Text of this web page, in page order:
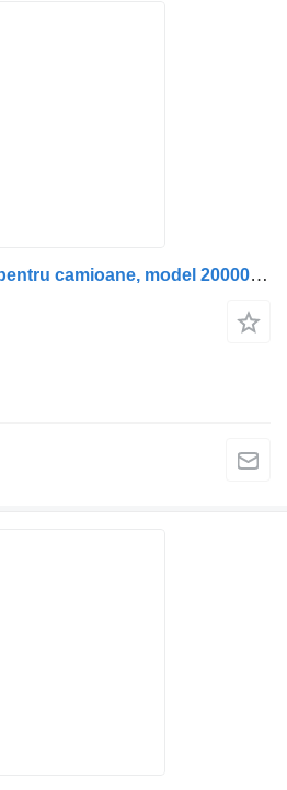
Autoradio Radio auto pentru camioane, model 2000085 pour camion Scania Vehicule Scania